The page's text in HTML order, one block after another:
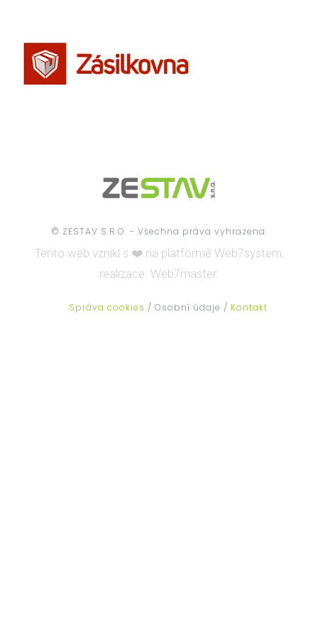
© ZESTAV S.R.O. - Všechna práva vyhrazena.
Tento web vznikl s ❤️ na platformě Web7system,
realizace: Web7master.
Správa cookies / Osobní údaje / Kontakt